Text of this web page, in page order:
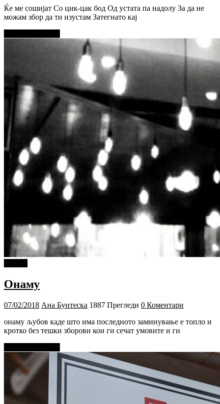
Ќе ме сошијат Со цик-цак бод Од устата па надолу За да не
можам збор да ти изустам Затегнато кај
Онаму
07/02/2018 Ана Бунтеска 1887 Прегледи 0 Коментари
онаму љубов каде што има последното заминување е топло и
кротко без тешки зборови кои ги сечат умовите и ги